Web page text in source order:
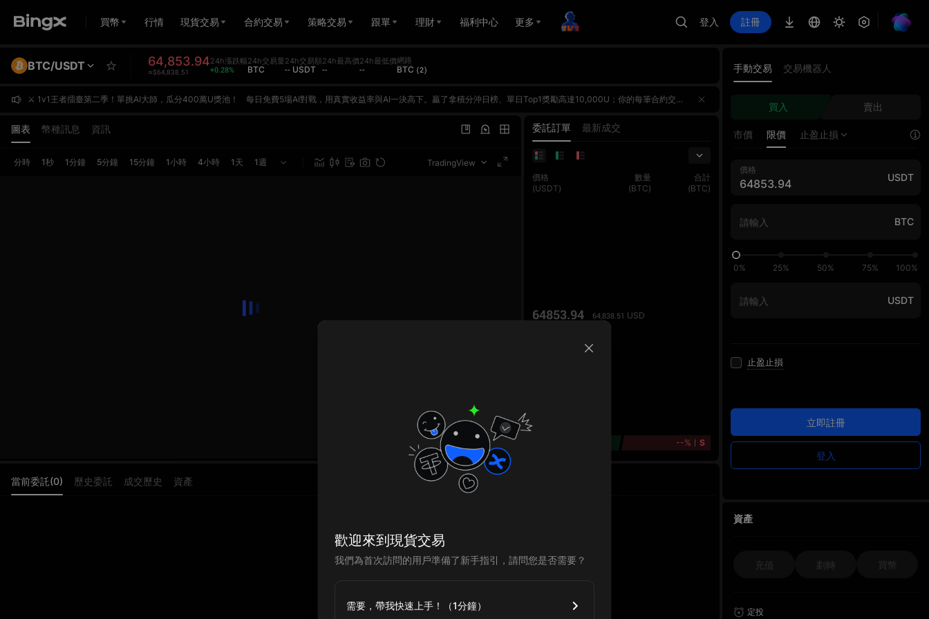
買幣 行情 現貨交易 合約交易 策略交易 跟單 理財 福利中心 更多 登入 註冊
BTC/USDT 64,853.94
≈$64,838.51
24h漲跌幅
+0.28%
24h交易量
BTC
24h交易額
-- USDT
24h最高價
--
24h最低價
--
網路
BTC (2)
⚔️ 1v1王者擂臺第二季！單挑AI大師，瓜分400萬U獎池！
每日免費5場AI對戰，用真實收益率與AI一決高下。贏了拿積分沖日榜、單日Top1獎勵高達10,000U；你的每筆合約交易同步計入交易額賽，單期Top1獨享100,000U——一次參與，雙重獎勵！立即報名，挑戰AI大師，瓜分400萬U獎池！🌟 活動亮點總獎池逾400萬U — 三大板塊獎勵獨立發放，可同時領取AI PK賽日榜 Top1 單日贏10,000U — 每日全新起跑線，日日皆可沖榜合約交易額賽 單期Top1獨享100,000U — 兩期合計110萬U獎池，大戶必爭報名即得$15倉位券 — 無門檻報名，報名即領邀好友戰AI，最高得$200倉位券 — 邀新人最高$200，邀老友雙方各得$15📖 活動總覽板塊對外獎池時間（UTC+8）亮點1v1 AI王者擂臺2,376,000U8/6 10:00 – 8/26 23:59每日Top1贏10,000U；每日重置全新起跑線合約交易額賽1,107,000U第一期：8/13 10:00 – 8/19 18:00；第二期：8/20 10:00 – 8/26 18:00單期Top1獨享100,000U；AI對戰交易額同步計入AI挑戰函1,000
圖表 幣種訊息 資訊
分時 1秒 1分鐘 5分鐘 15分鐘 1小時 4小時 1天 1週 TradingView
委託訂單 最新成交
價格
(USDT)
數量
(BTC)
合計
(BTC)
64853.94 64,838.51 USD
--% S
手動交易 交易機器人
買入 賣出
市價 限價 止盈止損
價格
USDT
BTC
0% 25% 50% 75% 100%
USDT
止盈止損
立即註冊
登入
資產
充值 劃轉 買幣
定投
當前委託(0) 歷史委託 成交歷史 資產
歡迎來到現貨交易
我們為首次訪問的用戶準備了新手指引，請問您是否需要？
需要，帶我快速上手！（1分鐘）